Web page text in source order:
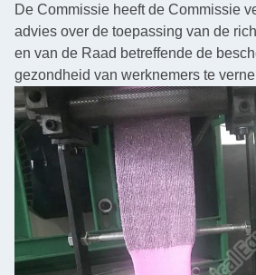
De Commissie heeft de Commissie
advies over de toepassing van de
en van de Raad betreffende de
gezondheid van werknemers te